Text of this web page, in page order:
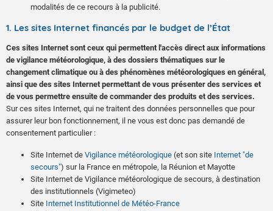
modalités de ce recours à la publicité.
1. Les sites Internet financés par le budget de l’État
Ces sites Internet sont ceux qui permettent l'accès direct aux informations
de vigilance météorologique, à des dossiers thématiques sur le
changement climatique ou à des phénomènes météorologiques en général,
ainsi que des sites Internet permettant de vous présenter des services et
de vous permettre ensuite de commander des produits et des services.
Sur ces sites Internet, qui ne traitent des données personnelles que pour
assurer leur bon fonctionnement, il ne vous est donc pas demandé de
consentement particulier :
Site Internet de Vigilance météorologique (et son site Internet "de
secours") sur la France en métropole, la Réunion et Mayotte
Site Internet de Vigilance météorologique de secours, à destination
des institutionnels (Vigimeteo)
Site Internet Institutionnel de Météo-France